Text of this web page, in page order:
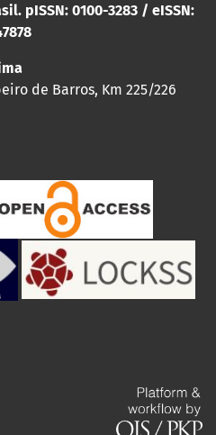
pISSN: 0100-3283 / eISSN:
de Barros, Km 225/226